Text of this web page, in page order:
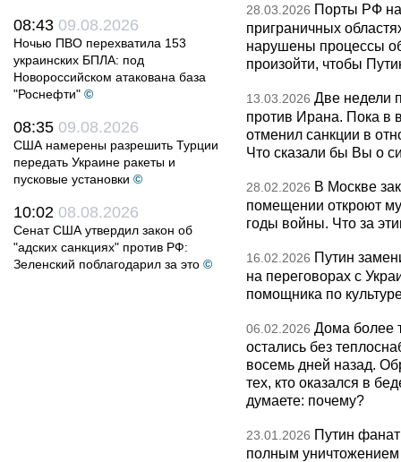
08:43 09.08.2026
Ночью ПВО перехватила 153
украинских БПЛА: под
Новороссийском атакована база
"Роснефти" ©
08:35 09.08.2026
США намерены разрешить Турции
передать Украине ракеты и
пусковые установки ©
10:02 08.08.2026
Сенат США утвердил закон об
"адских санкциях" против РФ:
Зеленский поблагодарил за это ©
28.03.2026 Порты РФ
приграничных
нарушены процессы
произойти, чтобы
13.03.2026 Две недели
против Ирана. Пока в
отменил санкции в
Что сказали бы Вы о
28.02.2026 В Москве
помещении откроют
годы войны. Что за
16.02.2026 Путин
на переговорах с
помощника по
06.02.2026 Дома более
остались без
восемь дней назад.
тех, кто оказался в
думаете: почему?
23.01.2026 Путин
полным уничтожением